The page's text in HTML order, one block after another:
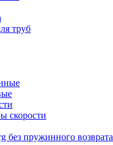
труб
скорости
без пружинного возврата